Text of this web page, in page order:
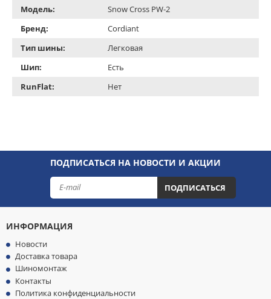
Модель:
Snow Cross PW-2
Бренд:
Cordiant
Тип шины:
Легковая
Шип:
Есть
RunFlat:
Нет
ПОДПИСАТЬСЯ НА НОВОСТИ И АКЦИИ
ПОДПИСАТЬСЯ
ИНФОРМАЦИЯ
Новости
Доставка товара
Шиномонтаж
Контакты
Политика конфиденциальности